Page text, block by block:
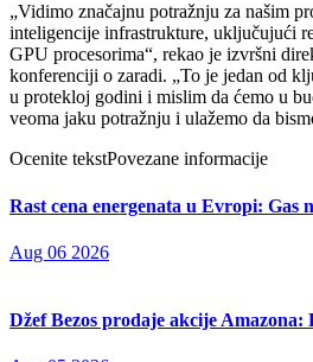
„Vidimo značajnu potražnju za našim
inteligencije infrastrukture, uključujući
GPU procesorima“, rekao je izvršni
konferenciji o zaradi. „To je jedan od
u protekloj godini i mislim da ćemo u
veoma jaku potražnju i ulažemo da
Ocenite tekstPovezane informacije
Rast cena energenata u Evropi: Gas
Aug 06 2026
Džef Bezos prodaje akcije Amazona: